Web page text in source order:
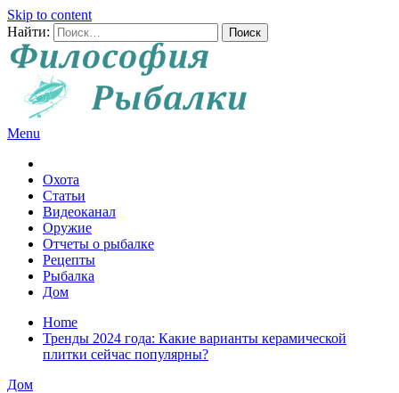
Skip to content
Найти:
Menu
Охота
Статьи
Видеоканал
Оружие
Отчеты о рыбалке
Рецепты
Рыбалка
Дом
Home
Тренды 2024 года: Какие варианты керамической
плитки сейчас популярны?
Дом